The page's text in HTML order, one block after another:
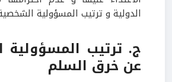
الدولية و ترتيب المسؤولية
ج. ترتيب
عن خرق السلم